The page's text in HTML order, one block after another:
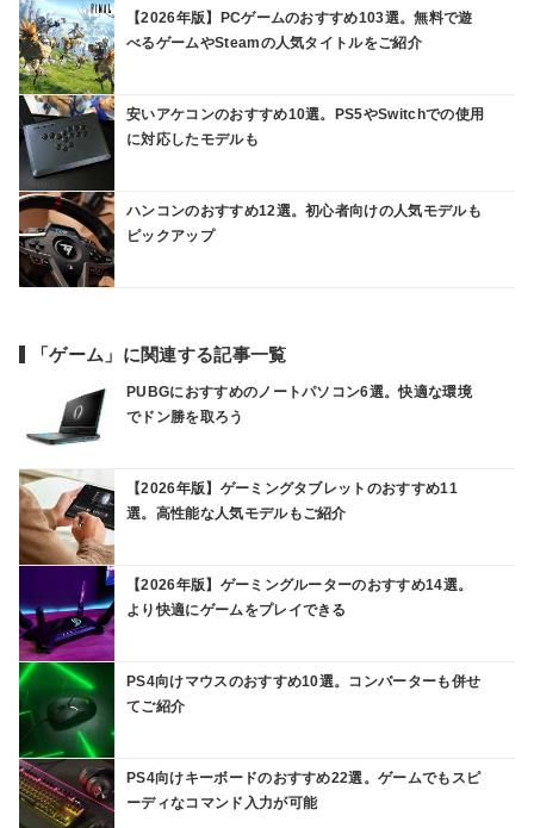
【2026年版】PCゲームのおすすめ103選。無料で遊
べるゲームやSteamの人気タイトルをご紹介
安いアケコンのおすすめ10選。PS5やSwitchでの使用
に対応したモデルも
ハンコンのおすすめ12選。初心者向けの人気モデルも
ピックアップ
「ゲーム」に関連する記事一覧
PUBGにおすすめのノートパソコン6選。快適な環境
でドン勝を取ろう
【2026年版】ゲーミングタブレットのおすすめ11
選。高性能な人気モデルもご紹介
【2026年版】ゲーミングルーターのおすすめ14選。
より快適にゲームをプレイできる
PS4向けマウスのおすすめ10選。コンバーターも併せ
てご紹介
PS4向けキーボードのおすすめ22選。ゲームでもスピ
ーディなコマンド入力が可能